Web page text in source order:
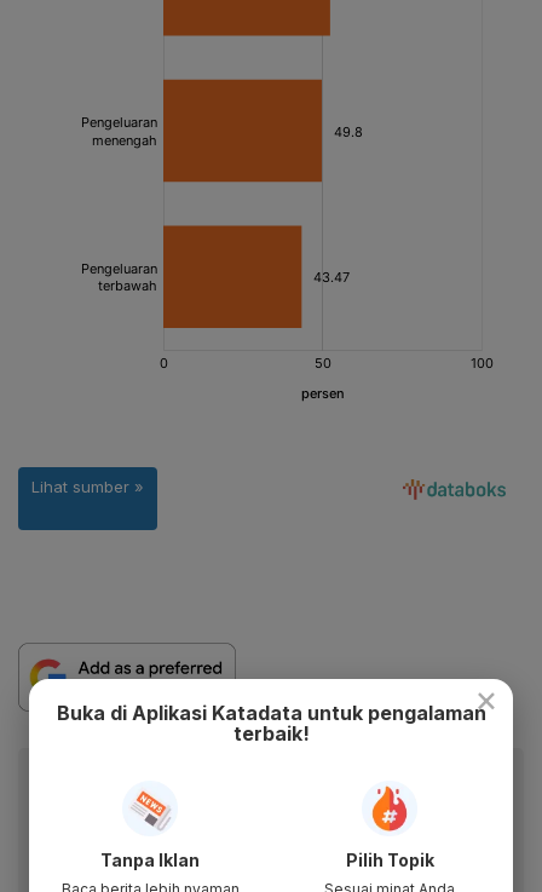
Dapatkan pengalaman membaca lebih nyaman dan nikmati
fitur menarik lainnya lewat aplikasi mobile Katadata.
×
Buka di Aplikasi Katadata untuk pengalaman
terbaik!
Tanpa Iklan
Baca berita lebih nyaman
Pilih Topik
Sesuai minat Anda